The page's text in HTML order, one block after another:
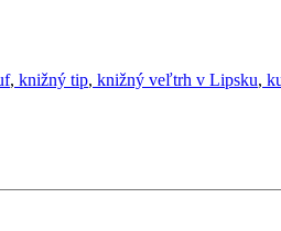
, knižný tip, knižný veľtrh v Lipsku,